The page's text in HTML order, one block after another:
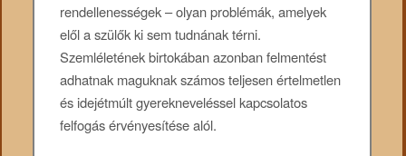
rendellenességek – olyan problémák, amelyek
elől a szülők ki sem tudnának térni.
Szemléletének birtokában azonban felmentést
adhatnak maguknak számos teljesen értelmetlen
és idejétmúlt gyerekneveléssel kapcsolatos
felfogás érvényesítése alól.